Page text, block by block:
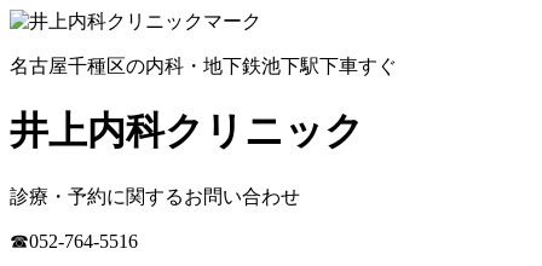
名古屋千種区の内科・地下鉄池下駅下車すぐ
井上内科クリニック
診療・予約に関するお問い合わせ
☎052-764-5516